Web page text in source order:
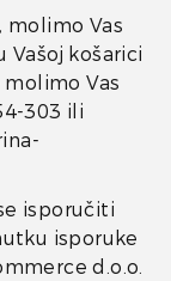
molimo Vas
košarici
Vas
303 ili
isporučiti
isporuke
d.o.o.